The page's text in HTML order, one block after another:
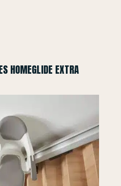
HOMEGLIDE EXTRA